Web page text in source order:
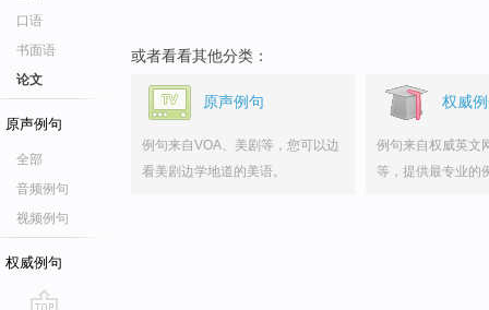
口语
书面语
论文
原声例句
全部
音频例句
视频例句
权威例句
或者看看其他分类：
原声例句
例句来自VOA、美剧等，您可以边
看美剧边学地道的美语。
权威
例句来自权威英文
等，提供最专业的